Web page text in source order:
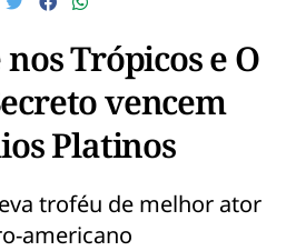
Trópicos e O
vencem
Platinos
troféu de melhor ator
americano